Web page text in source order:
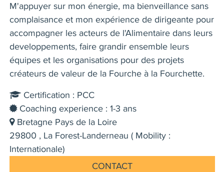
M'appuyer sur mon énergie, ma bienveillance sans
complaisance et mon expérience de dirigeante pour
accompagner les acteurs de l'Alimentaire dans leurs
developpements, faire grandir ensemble leurs
équipes et les organisations pour des projets
créateurs de valeur de la Fourche à la Fourchette.
Certification : PCC
Coaching experience : 1-3 ans
Bretagne Pays de la Loire
29800 , La Forest-Landerneau ( Mobility :
Internationale)
CONTACT